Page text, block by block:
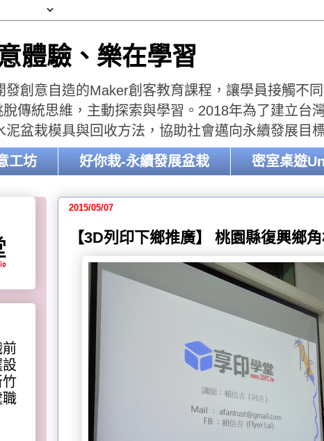
體驗、樂在學習
發創意自造的Maker創客教育課程，讓學員接觸
傳統思維，主動探索與學習。2018年為了建立
盆栽模具與回收方法，協助社會邁向永續發展目
工坊 好你栽-永續發展盆栽 密室桌遊
2015/05/07
【3D列印下鄉推廣】 桃園縣復興鄉
竹
職